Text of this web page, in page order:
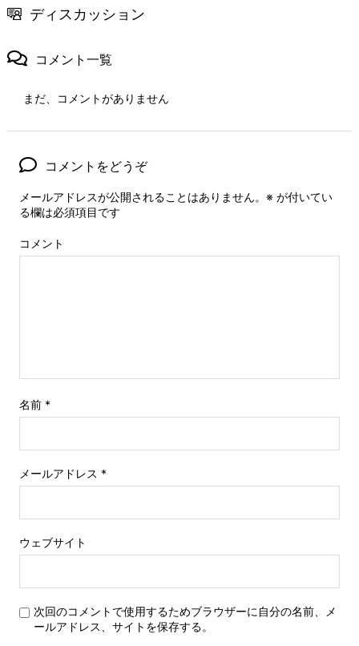
ディスカッション
コメント一覧
まだ、コメントがありません
コメントをどうぞ
メールアドレスが公開されることはありません。 ※ が付いてい
る欄は必須項目です
コメント
名前 *
メールアドレス *
ウェブサイト
次回のコメントで使用するためブラウザーに自分の名前、メ
ールアドレス、サイトを保存する。